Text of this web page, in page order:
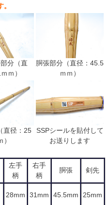
。
分（直
ｍ）
胴張部分（直径：45.5
ｍｍ）
直径：25
）
SSPシールを貼付して
お送りします
左手
柄
右手
柄
胴張 剣先
28mm 31mm 45.5mm 25mm